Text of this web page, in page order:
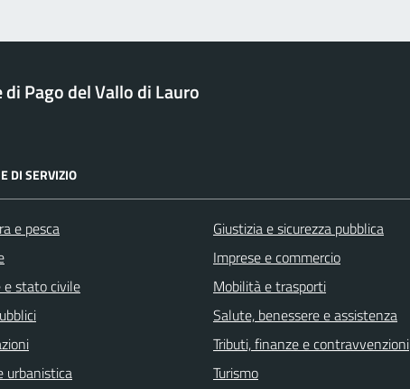
di Pago del Vallo di Lauro
DI SERVIZIO
e pesca
e stato civile
urbanistica
Giustizia e sicurezza pubblica
Imprese e commercio
Mobilità e trasporti
Salute, benessere e assistenza
Tributi, finanze e contravvenzioni
Turismo